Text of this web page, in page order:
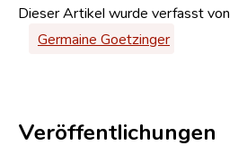
Dieser Artikel wurde verfasst von
Germaine Goetzinger
Veröffentlichungen